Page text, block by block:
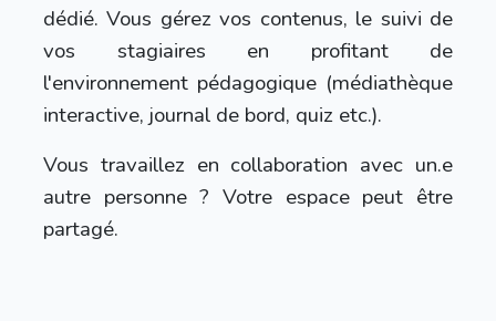
dédié. Vous gérez vos contenus, le suivi de
vos stagiaires en profitant de
l'environnement pédagogique (médiathèque
interactive, journal de bord, quiz etc.).
Vous travaillez en collaboration avec un.e
autre personne ? Votre espace peut être
partagé.